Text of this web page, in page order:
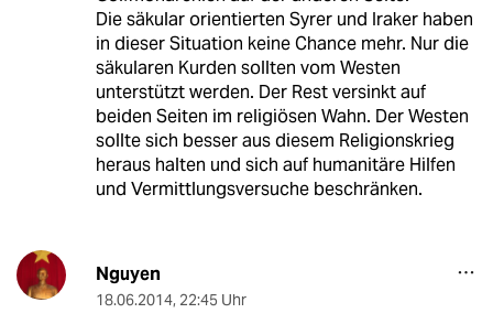
Die säkular orientierten Syrer und Iraker haben
in dieser Situation keine Chance mehr. Nur die
säkularen Kurden sollten vom Westen
unterstützt werden. Der Rest versinkt auf
beiden Seiten im religiösen Wahn. Der Westen
sollte sich besser aus diesem Religionskrieg
heraus halten und sich auf humanitäre Hilfen
und Vermittlungsversuche beschränken.
Nguyen
18.06.2014, 22:45 Uhr